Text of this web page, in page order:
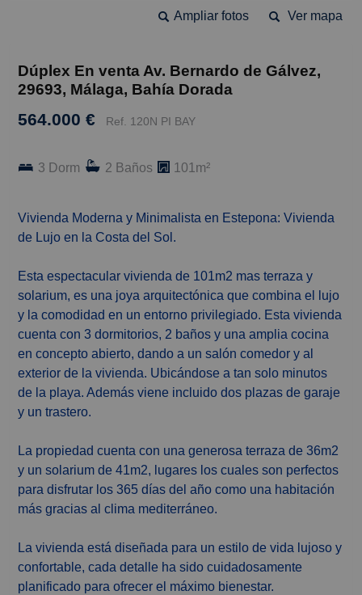
Ver mapa
Ampliar fotos
Dúplex En venta Av. Bernardo de Gálvez,
29693, Málaga, Bahía Dorada
564.000 € Ref. 120N PI BAY
3 Dorm 2 Baños 101m²
Vivienda Moderna y Minimalista en Estepona: Vivienda
de Lujo en la Costa del Sol.
Esta espectacular vivienda de 101m2 mas terraza y
solarium, es una joya arquitectónica que combina el lujo
y la comodidad en un entorno privilegiado. Esta vivienda
cuenta con 3 dormitorios, 2 baños y una amplia cocina
en concepto abierto, dando a un salón comedor y al
exterior de la vivienda. Ubicándose a tan solo minutos
de la playa. Además viene incluido dos plazas de garaje
y un trastero.
La propiedad cuenta con una generosa terraza de 36m2
y un solarium de 41m2, lugares los cuales son perfectos
para disfrutar los 365 días del año como una habitación
más gracias al clima mediterráneo.
La vivienda está diseñada para un estilo de vida lujoso y
confortable, cada detalle ha sido cuidadosamente
planificado para ofrecer el máximo bienestar.